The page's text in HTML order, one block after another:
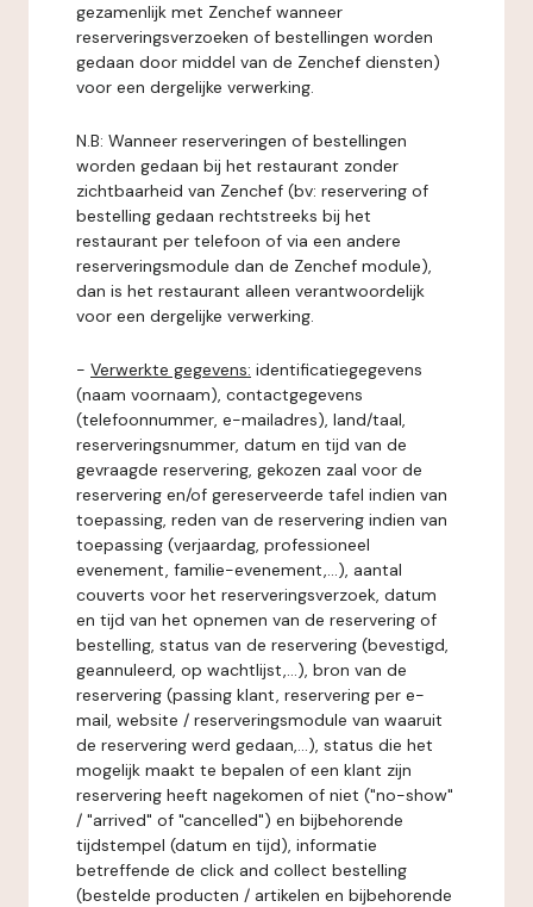
gezamenlijk met Zenchef wanneer
reserveringsverzoeken of bestellingen worden
gedaan door middel van de Zenchef diensten)
voor een dergelijke verwerking.
N.B: Wanneer reserveringen of bestellingen
worden gedaan bij het restaurant zonder
zichtbaarheid van Zenchef (bv: reservering of
bestelling gedaan rechtstreeks bij het
restaurant per telefoon of via een andere
reserveringsmodule dan de Zenchef module),
dan is het restaurant alleen verantwoordelijk
voor een dergelijke verwerking.
- Verwerkte gegevens: identificatiegegevens
(naam voornaam), contactgegevens
(telefoonnummer, e-mailadres), land/taal,
reserveringsnummer, datum en tijd van de
gevraagde reservering, gekozen zaal voor de
reservering en/of gereserveerde tafel indien van
toepassing, reden van de reservering indien van
toepassing (verjaardag, professioneel
evenement, familie-evenement,...), aantal
couverts voor het reserveringsverzoek, datum
en tijd van het opnemen van de reservering of
bestelling, status van de reservering (bevestigd,
geannuleerd, op wachtlijst,...), bron van de
reservering (passing klant, reservering per e-
mail, website / reserveringsmodule van waaruit
de reservering werd gedaan,...), status die het
mogelijk maakt te bepalen of een klant zijn
reservering heeft nagekomen of niet ("no-show"
/ "arrived" of "cancelled") en bijbehorende
tijdstempel (datum en tijd), informatie
betreffende de click and collect bestelling
(bestelde producten / artikelen en bijbehorende